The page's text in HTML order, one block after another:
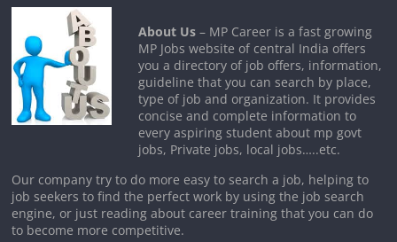
About Us – MP Career is a fast growing
MP Jobs website of central India offers
you a directory of job offers, information,
guideline that you can search by place,
type of job and organization. It provides
concise and complete information to
every aspiring student about mp govt
jobs, Private jobs, local jobs…..etc.
Our company try to do more easy to search a job, helping to
job seekers to find the perfect work by using the job search
engine, or just reading about career training that you can do
to become more competitive.